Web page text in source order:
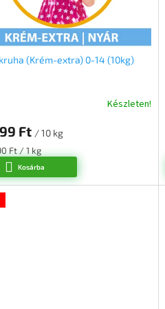
(Krém-extra) 0-14 (10kg)
Készleten!
Ft / 10 kg
Ft / 1 kg
Kosárba